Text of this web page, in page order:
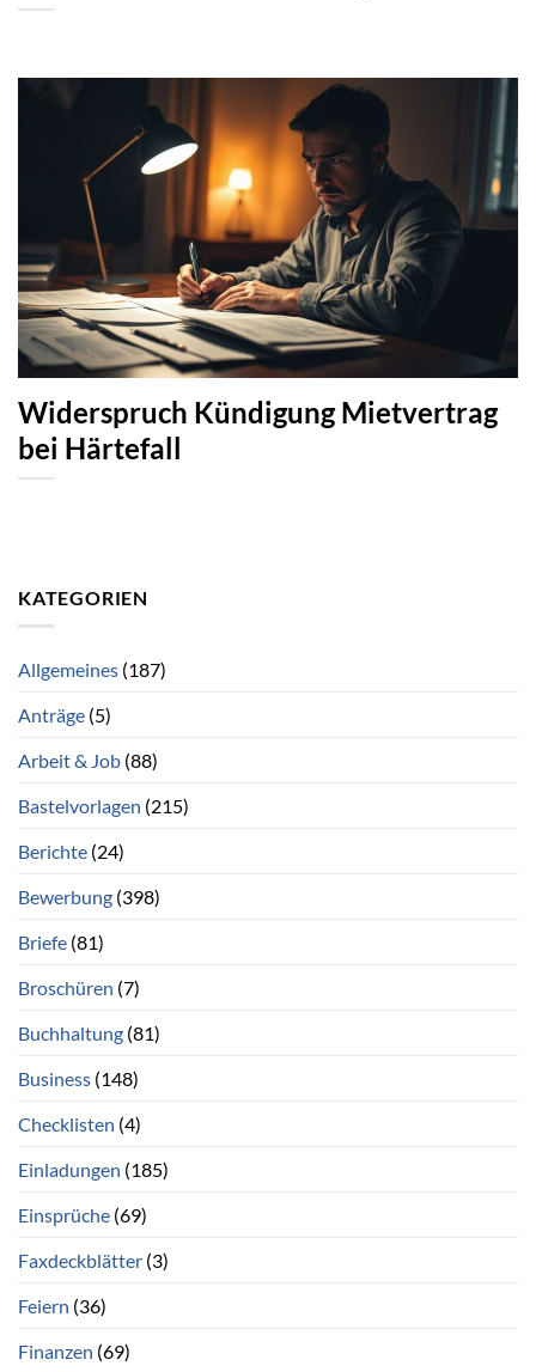
Widerspruch Kündigung Mietvertrag
bei Härtefall
KATEGORIEN
Allgemeines (187)
Anträge (5)
Arbeit & Job (88)
Bastelvorlagen (215)
Berichte (24)
Bewerbung (398)
Briefe (81)
Broschüren (7)
Buchhaltung (81)
Business (148)
Checklisten (4)
Einladungen (185)
Einsprüche (69)
Faxdeckblätter (3)
Feiern (36)
Finanzen (69)